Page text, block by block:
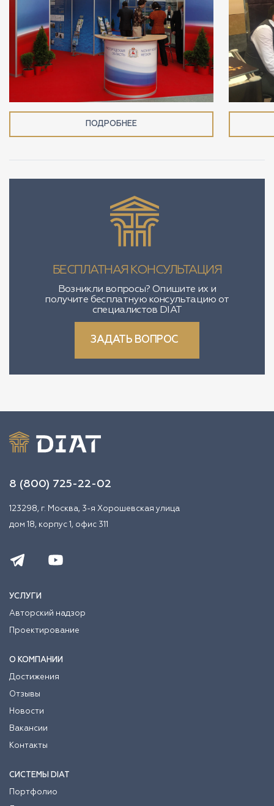
ПОДРОБНЕЕ
БЕСПЛАТНАЯ КОНСУЛЬТАЦИЯ
Возникли вопросы? Опишите их и
получите бесплатную консультацию от
специалистов DIAT
ЗАДАТЬ ВОПРОС
8 (800) 725-22-02
123298, г. Москва, 3-я Хорошевская улица
дом 18, корпус 1, офис 311
УСЛУГИ
Авторский надзор
Проектирование
О КОМПАНИИ
Достижения
Отзывы
Новости
Вакансии
Контакты
СИСТЕМЫ DIAT
Портфолио